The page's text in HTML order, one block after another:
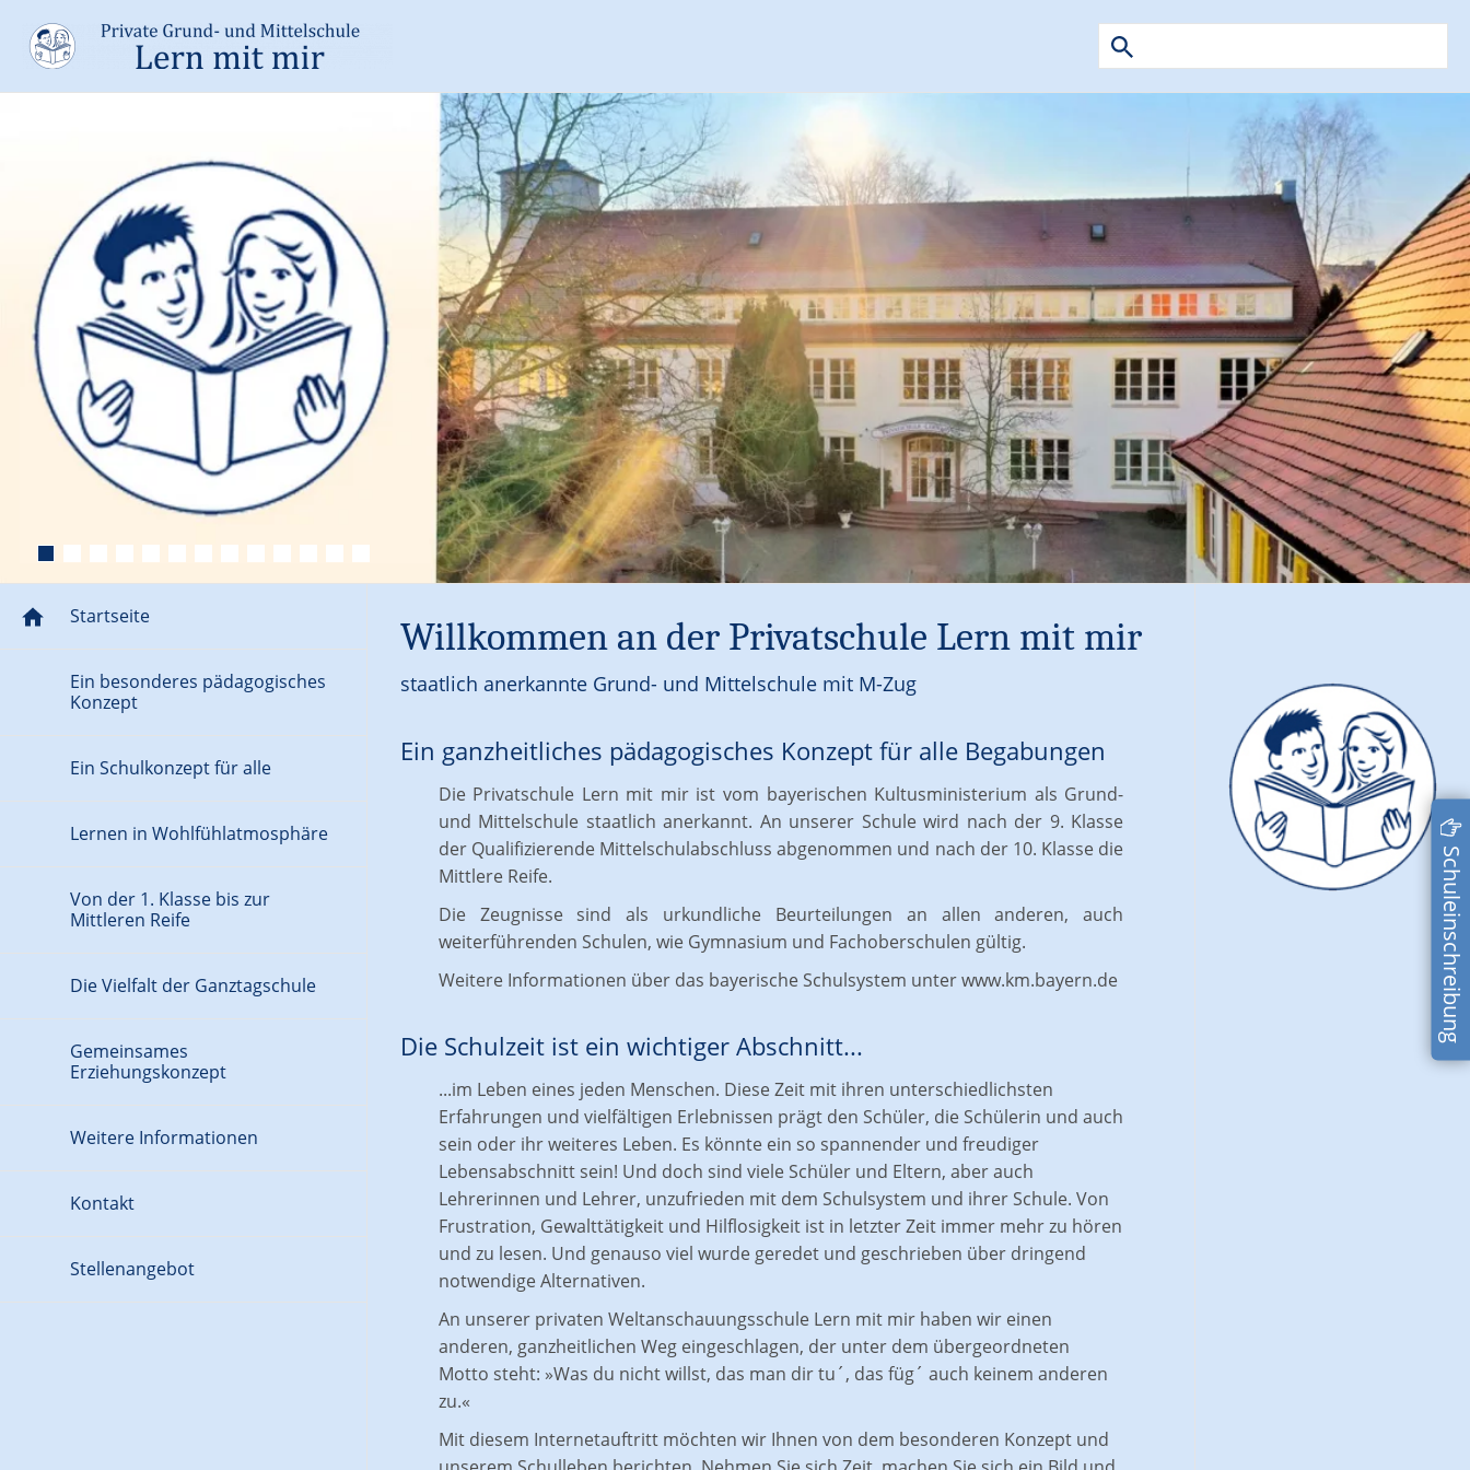
Startseite
Ein besonderes pädagogisches
Konzept
Ein Schulkonzept für alle
Lernen in Wohlfühlatmosphäre
Von der 1. Klasse bis zur
Mittleren Reife
und Kindergarten
Die Vielfalt der Ganztagschule
entdecken
Natur- und Umweltschutz
Berufsleben
Gemeinsames
Erziehungskonzept
Weitere Informationen
Schulbeiträge
Kontakt
Stellenangebot
Willkommen an der Privatschule Lern mit mir
staatlich anerkannte Grund- und Mittelschule mit M-Zug
Ein ganzheitliches pädagogisches Konzept für alle Begabungen
Die Privatschule Lern mit mir ist vom bayerischen Kultusministerium als Grund-
und Mittelschule staatlich anerkannt. An unserer Schule wird nach der 9. Klasse
der Qualifizierende Mittelschulabschluss abgenommen und nach der 10. Klasse die
Mittlere Reife.
Die Zeugnisse sind als urkundliche Beurteilungen an allen anderen, auch
weiterführenden Schulen, wie Gymnasium und Fachoberschulen gültig.
Weitere Informationen über das bayerische Schulsystem unterwww.km.bayern.de
Die Schulzeit ist ein wichtiger Abschnitt...
...im Leben eines jeden Menschen. Diese Zeit mit ihren unterschiedlichsten
Erfahrungen und vielfältigen Erlebnissen prägt den Schüler, die Schülerin und auch
sein oder ihr weiteres Leben. Es könnte ein so spannender und freudiger
Lebensabschnitt sein! Und doch sind viele Schüler und Eltern, aber auch
Lehrerinnen und Lehrer, unzufrieden mit dem Schulsystem und ihrer Schule. Von
Frustration, Gewalttätigkeit und Hilflosigkeit ist in letzter Zeit immer mehr zu hören
und zu lesen. Und genauso viel wurde geredet und geschrieben über dringend
notwendige Alternativen.
An unserer privaten Weltanschauungsschule Lern mit mir haben wir einen
anderen, ganzheitlichen Weg eingeschlagen, der unter dem übergeordneten
Motto steht: »Was du nicht willst, das man dir tu´, das füg´ auch keinem anderen
zu.«
Mit diesem Internetauftritt möchten wir Ihnen von dem besonderen Konzept und
Schuleinschreibung